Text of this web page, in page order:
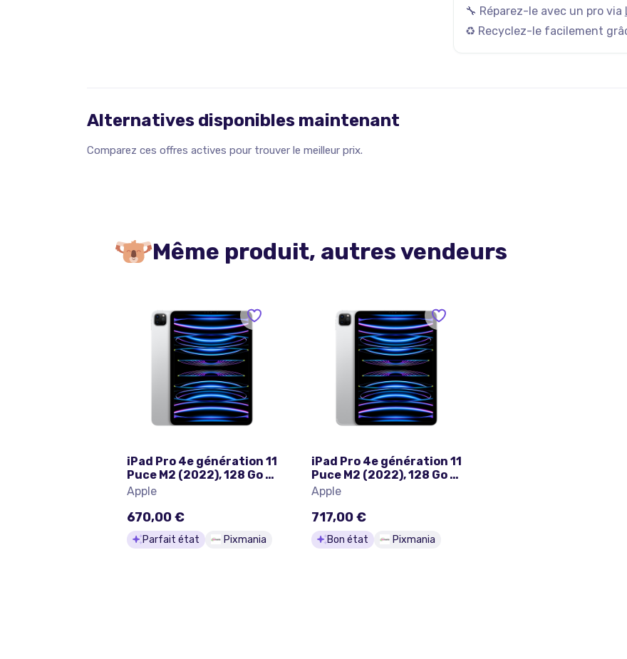
🔧 Réparez-le avec un pro via
♻️ Recyclez-le facilement
Alternatives disponibles maintenant
Comparez ces offres actives pour trouver le meilleur prix.
Même produit, autres vendeurs
iPad Pro 4e génération 11
Puce M2 (2022), 128 Go -
WiFi - Argent - Excellent
état
Apple
670,00 €
Parfait état Pixmania
iPad Pro 4e génération 11
Puce M2 (2022), 128 Go -
WiFi + Cellular 5G -
Argent - Bon état
Apple
717,00 €
Bon état Pixmania